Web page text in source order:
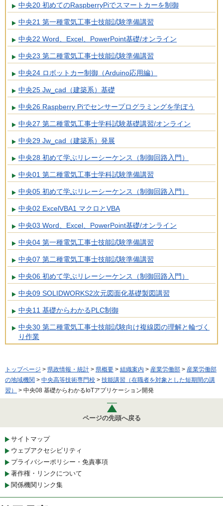
中央20 初めてのRaspberryPiでスマートカーを制御
中央21 第一種電気工事士技能試験準備講習
中央22 Word、Excel、PowerPoint基礎/オンライン
中央23 第二種電気工事士技能試験準備講習
中央24 ロボットカー制御（Arduino応用編）
中央25 Jw_cad（建築系）基礎
中央26 Raspberry Piでセンサープログラミングを学ぼう
中央27 第二種電気工事士学科試験基礎講習/オンライン
中央29 Jw_cad（建築系）発展
中央28 初めて学ぶリレーシーケンス（制御回路入門）
中央01 第二種電気工事士学科試験準備講習
中央05 初めて学ぶリレーシーケンス（制御回路入門）
中央02 ExcelVBA1 マクロとVBA
中央03 Word、Excel、PowerPoint基礎/オンライン
中央04 第一種電気工事士技能試験準備講習
中央07 第二種電気工事士技能試験準備講習
中央06 初めて学ぶリレーシーケンス（制御回路入門）
中央09 SOLIDWORKS2次元図面化基礎製図講習
中央11 基礎からわかるPLC制御
中央30 第二種電気工事士技能試験向け複線図の理解と輪づく
り作業
トップページ > 県政情報・統計 > 県概要 > 組織案内 > 産業労働部 > 産業労働部
の地域機関 > 中央高等技術専門校 > 技能講習（在職者を対象とした短期間の講
習）
> 中央08 基礎からわかるIoTアプリケーション開発
ページの先頭へ戻る
サイトマップ
ウェブアクセシビリティ
プライバシーポリシー・免責事項
著作権・リンクについて
関係機関リンク集